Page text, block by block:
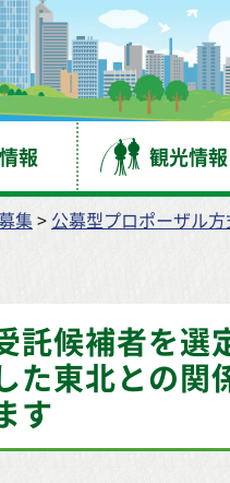
報 観光情
集 > 公募型プロポーザル
受託候補者を
た東北との関
す